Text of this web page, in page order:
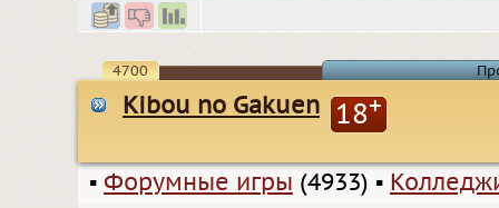
4700
Kibou no Gakuen 18+
▪ Форумные игры (4933) ▪